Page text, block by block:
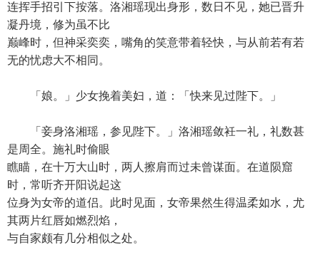
连挥手招引下按落。洛湘瑶现出身形，数日不见，她已晋升
凝丹境，修为虽不比
巅峰时，但神采奕奕，嘴角的笑意带着轻快，与从前若有若
无的忧虑大不相同。
「娘。」少女挽着美妇，道：「快来见过陛下。」
「妾身洛湘瑶，参见陛下。」洛湘瑶敛衽一礼，礼数甚
是周全。施礼时偷眼
瞧瞄，在十万大山时，两人擦肩而过未曾谋面。在道陨窟
时，常听齐开阳说起这
位身为女帝的道侣。此时见面，女帝果然生得温柔如水，尤
其两片红唇如燃烈焰，
与自家颇有几分相似之处。